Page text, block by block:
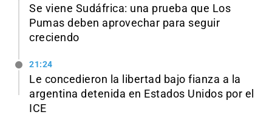
Se viene Sudáfrica: una prueba que Los
Pumas deben aprovechar para seguir
creciendo
21:24
Le concedieron la libertad bajo fianza a la
argentina detenida en Estados Unidos por el
ICE